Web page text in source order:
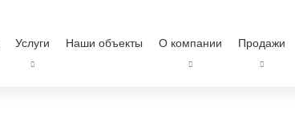
Услуги Наши объекты О компании Продажи